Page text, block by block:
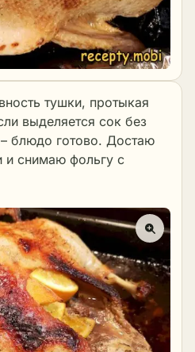
тушки, протыкая
выделяется сок без
блюдо готово. Достаю
и снимаю фольгу с